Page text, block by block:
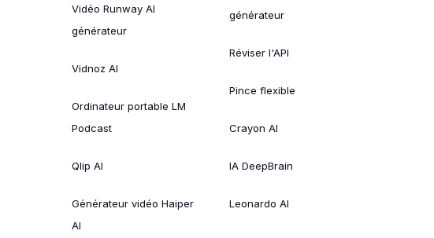
Vidéo Runway AI
générateur
Vidnoz AI
Ordinateur portable LM
Podcast
Qlip AI
Générateur vidéo Haiper
AI
générateur
Réviser l'API
Pince flexible
Crayon AI
IA DeepBrain
Leonardo AI